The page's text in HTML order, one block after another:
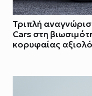
Τριπλή
Cars στη
κορυφαίας